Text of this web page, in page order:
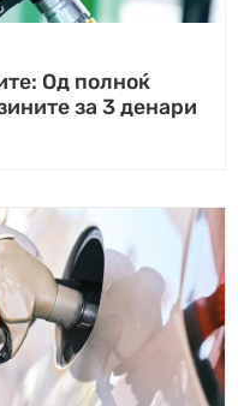
Од полноќ
за 3 денари